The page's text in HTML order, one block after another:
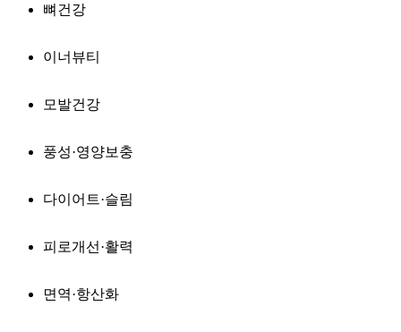
뼈건강
이너뷰티
모발건강
풍성·영양보충
다이어트·슬림
피로개선·활력
면역·항산화